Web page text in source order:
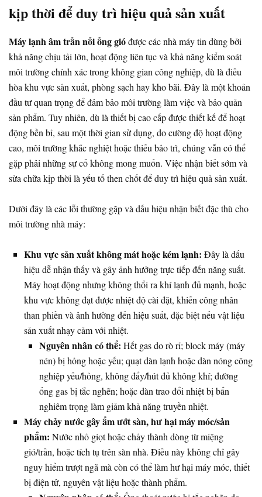
kịp thời để duy trì hiệu quả sản xuất
Máy lạnh âm trần nối ống gióđược các nhà máy tin dùng bởi
khả năng chịu tải lớn, hoạt động liên tục và khả năng kiểm soát
môi trường chính xác trong không gian công nghiệp, dù là điều
hòa khu vực sản xuất, phòng sạch hay kho bãi. Đây là một khoản
đầu tư quan trọng để đảm bảo môi trường làm việc và bảo quản
sản phẩm. Tuy nhiên, dù là thiết bị cao cấp được thiết kế để hoạt
động bền bỉ, sau một thời gian sử dụng, do cường độ hoạt động
cao, môi trường khắc nghiệt hoặc thiếu bảo trì, chúng vẫn có thể
gặp phải những sự cố không mong muốn. Việc nhận biết sớm và
sửa chữa kịp thời là yếu tố then chốt để duy trì hiệu quả sản xuất.
Dưới đây là các lỗi thường gặp và dấu hiệu nhận biết đặc thù cho
môi trường nhà máy:
Khu vực sản xuất không mát hoặc kém lạnh: Đây là dấu
hiệu dễ nhận thấy và gây ảnh hưởng trực tiếp đến năng suất.
Máy hoạt động nhưng không thổi ra khí lạnh đủ mạnh, hoặc
khu vực không đạt được nhiệt độ cài đặt, khiến công nhân
than phiền và ảnh hưởng đến hiệu suất, đặc biệt nếu vật liệu
sản xuất nhạy cảm với nhiệt.
Nguyên nhân có thể: Hết gas do rò rỉ; block máy (máy
nén) bị hỏng hoặc yếu; quạt dàn lạnh hoặc dàn nóng công
nghiệp yếu/hỏng, không đẩy/hút đủ không khí; đường
ống gas bị tắc nghẽn; hoặc dàn trao đổi nhiệt bị bẩn
nghiêm trọng làm giảm khả năng truyền nhiệt.
Máy chảy nước gây ẩm ướt sàn, hư hại máy móc/sản
phẩm: Nước nhỏ giọt hoặc chảy thành dòng từ miệng
gió/trần, hoặc tích tụ trên sàn nhà. Điều này không chỉ gây
nguy hiểm trượt ngã mà còn có thể làm hư hại máy móc, thiết
bị điện tử, nguyên vật liệu hoặc thành phẩm.